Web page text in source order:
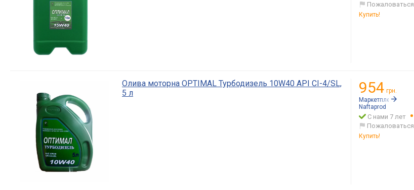
Пожаловаться
Купить!
Олива моторна OPTIMAL Турбодизель 10W40 API CI-4/SL,
5 л
954 грн.
Маркетплейс:
Naftaprod
С нами 7 лет
Пожаловаться
Купить!